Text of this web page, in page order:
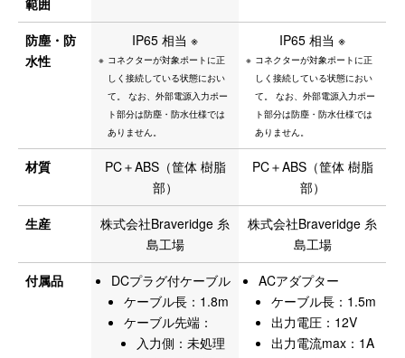
範囲
防塵・防
水性
IP65 相当 ※
コネクターが対象ポートに正
しく接続している状態におい
て。 なお、外部電源入力ポー
ト部分は防塵・防水仕様では
ありません。
IP65 相当 ※
コネクターが対象ポートに正
しく接続している状態におい
て。 なお、外部電源入力ポー
ト部分は防塵・防水仕様では
ありません。
材質
PC＋ABS（筐体 樹脂
部）
PC＋ABS（筐体 樹脂
部）
生産
株式会社Braveridge 糸
島工場
株式会社Braveridge 糸
島工場
付属品
DCプラグ付ケーブル
ケーブル長：1.8m
ケーブル先端：
入力側：未処理
ACアダプター
ケーブル長：1.5m
出力電圧：12V
出力電流max：1A